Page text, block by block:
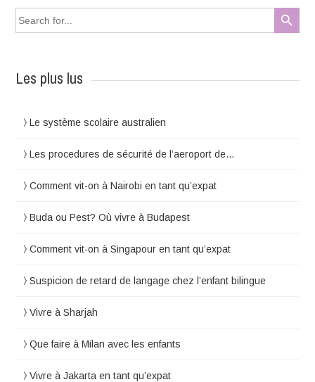
Search
for:
Search Button
Les plus lus
Le système scolaire australien
Les procedures de sécurité de l’aeroport de…
Comment vit-on à Nairobi en tant qu’expat
Buda ou Pest? Où vivre à Budapest
Comment vit-on à Singapour en tant qu’expat
Suspicion de retard de langage chez l’enfant bilingue
Vivre à Sharjah
Que faire à Milan avec les enfants
Vivre à Jakarta en tant qu’expat